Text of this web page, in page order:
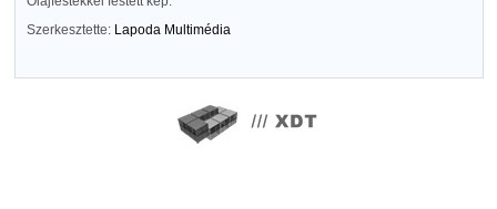
Szerkesztette: Lapoda Multimédia